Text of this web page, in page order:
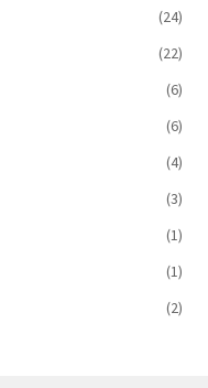
(24)
(22)
(6)
(6)
(4)
(3)
(1)
(1)
(2)